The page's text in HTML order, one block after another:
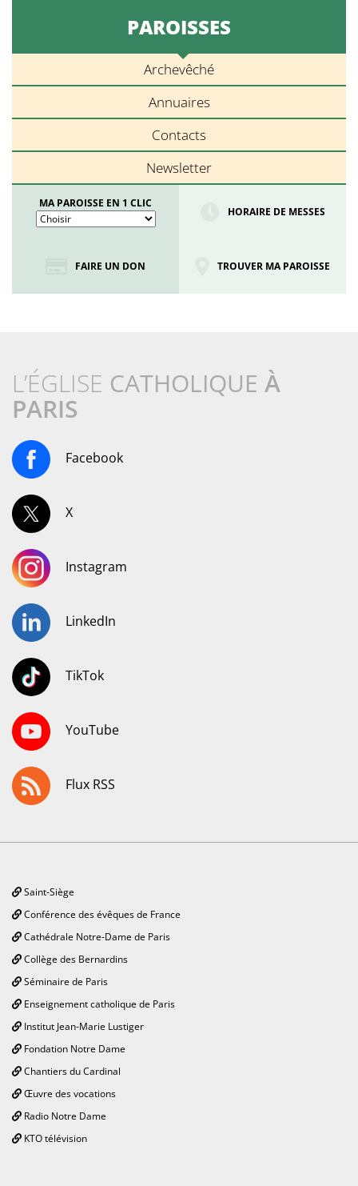
PAROISSES
Archevêché
Annuaires
Contacts
Newsletter
MA PAROISSE EN 1 CLIC
HORAIRE DE MESSES
FAIRE UN DON TROUVER MA PAROISSE
L’ÉGLISE CATHOLIQUE À
PARIS
Facebook
X
Instagram
LinkedIn
TikTok
YouTube
Flux RSS
Saint-Siège
Conférence des évêques de France
Cathédrale Notre-Dame de Paris
Collège des Bernardins
Séminaire de Paris
Enseignement catholique de Paris
Institut Jean-Marie Lustiger
Fondation Notre Dame
Chantiers du Cardinal
Œuvre des vocations
Radio Notre Dame
KTO télévision